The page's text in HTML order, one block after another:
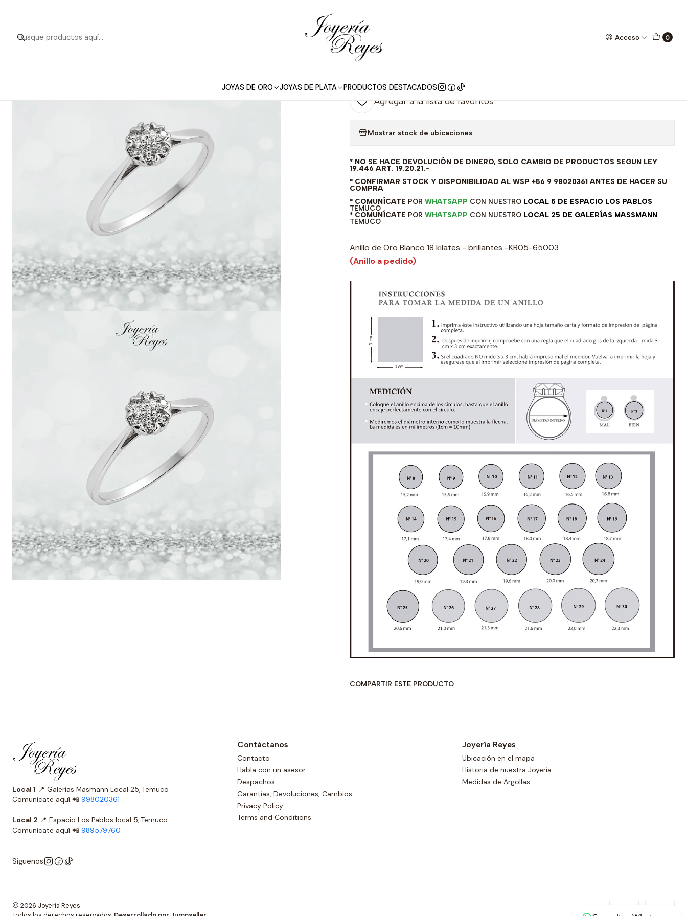
Acceso 0
JOYAS DE ORO JOYAS DE PLATA PRODUCTOS DESTACADOS
|
Anillo de Oro Blanco 18 kilates - brillantes -
KR05-65003
Agregar a la lista de favoritos
Mostrar stock de ubicaciones
* NO SE HACE DEVOLUCIÓN DE DINERO, SOLO CAMBIO DE PRODUCTOS SEGUN LEY
19.446 ART. 19.20.21.-
* CONFIRMAR STOCK Y DISPONIBILIDAD AL WSP +56 9 98020361 ANTES DE HACER SU
COMPRA
* COMUNÍCATE POR WHATSAPP CON NUESTRO LOCAL 5 DE ESPACIO LOS PABLOS
TEMUCO
* COMUNÍCATE POR WHATSAPP CON NUESTRO LOCAL 25 DE GALERÍAS MASSMANN
TEMUCO
Anillo de Oro Blanco 18 kilates - brillantes -KR05-65003
(Anillo a pedido)
COMPARTIR ESTE PRODUCTO
Local 1 📍 Galerías Masmann Local 25, Temuco
Comunícate aquí 📲 998020361
Local 2 📍 Espacio Los Pablos local 5, Temuco
Comunícate aquí 📲 989579760
Síguenos
Contáctanos
Contacto
Habla con un asesor
Despachos
Garantías, Devoluciones, Cambios
Privacy Policy
Terms and Conditions
Joyería Reyes
Ubicación en el mapa
Historia de nuestra Joyería
Medidas de Argollas
2026 Joyería Reyes.